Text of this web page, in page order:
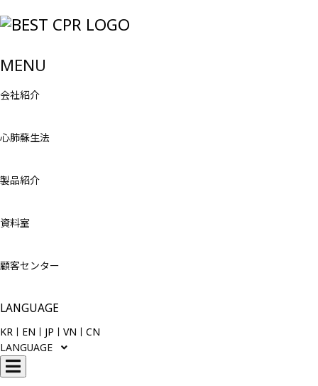
MENU
会社紹介
心肺蘇生法
製品紹介
資料室
顧客センター
LANGUAGE
KR ㅣ EN ㅣ JP ㅣ VN ㅣ CN
LANGUAGE